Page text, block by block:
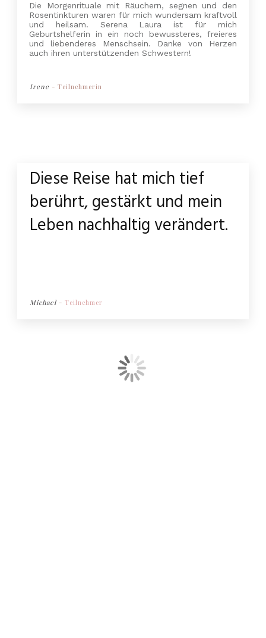
Die Morgenrituale mit Räuchern, segnen und den
Rosentinkturen waren für mich wundersam kraftvoll
und heilsam. Serena Laura ist für mich
Geburtshelferin in ein noch bewussteres, freieres
und liebenderes Menschsein. Danke von Herzen
auch ihren unterstützenden Schwestern!
Irene - Teilnehmerin
Diese Reise hat mich tief
berührt, gestärkt und mein
Leben nachhaltig verändert.
Michael - Teilnehmer